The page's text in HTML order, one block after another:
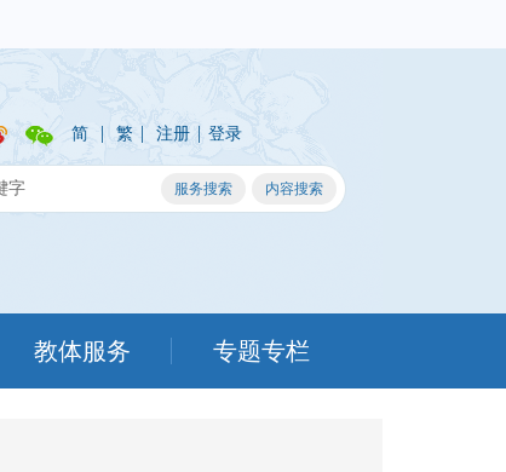
简 | 繁 | 注册 | 登录
教体服务 专题专栏